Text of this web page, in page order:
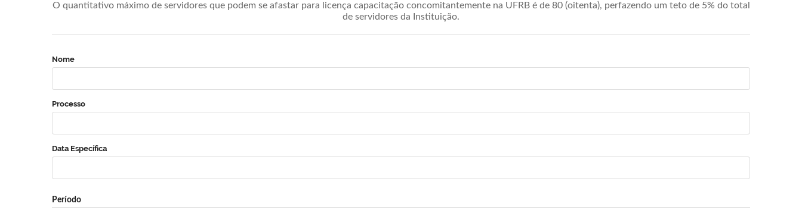
O quantitativo máximo de servidores que podem se afastar para licença capacitação concomitantemente na UFRB é de 80 (oitenta), perfazendo um teto de 5% do total
de servidores da Instituição.
Nome
Processo
Data Específica
Período